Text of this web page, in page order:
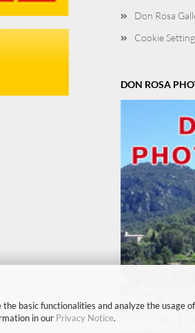
basic functionalities and analyze the usage
in our Privacy Notice.
Don Rosa
Cookie
DON ROSA